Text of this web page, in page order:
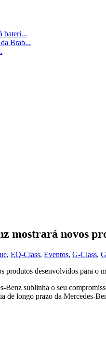
bateri...
Brab...
mostrará novos
, EQ-Class, Eventos, G-Class,
sublinha o seu
de longo prazo da